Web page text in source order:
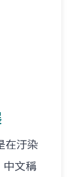
在汙染
中文稱